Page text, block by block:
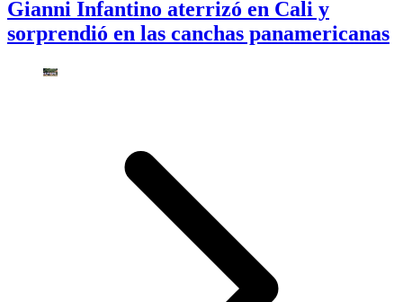
Gianni Infantino aterrizó en Cali y
sorprendió en las canchas panamericanas